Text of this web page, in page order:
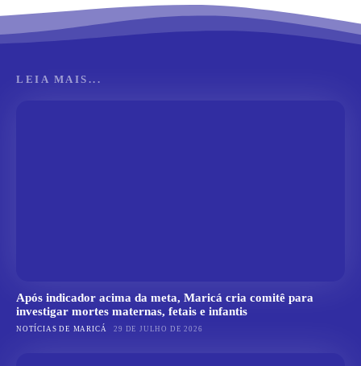
LEIA MAIS...
Após indicador acima da meta, Maricá cria comitê para
investigar mortes maternas, fetais e infantis
NOTÍCIAS DE MARICÁ 29 DE JULHO DE 2026